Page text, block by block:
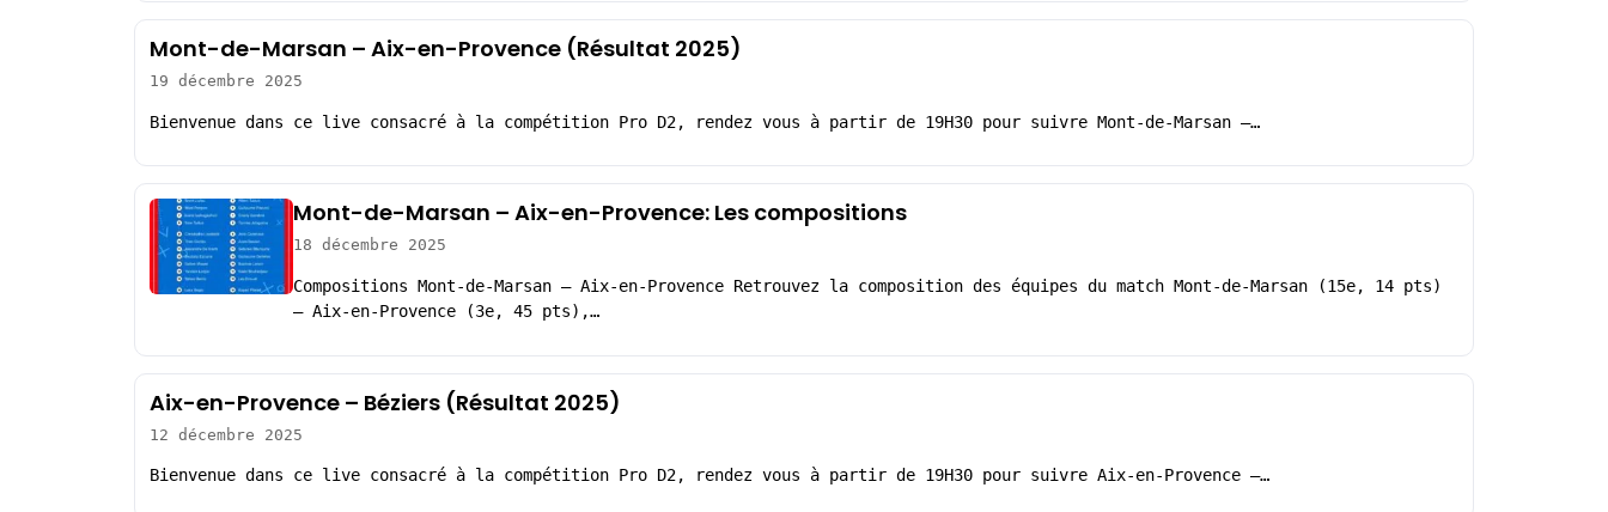
Mont-de-Marsan – Aix-en-Provence (Résultat 2025)
19 décembre 2025
Bienvenue dans ce live consacré à la compétition Pro D2, rendez vous à partir de 19H30 pour suivre Mont-de-Marsan –…
Mont-de-Marsan – Aix-en-Provence: Les compositions
18 décembre 2025
Compositions Mont-de-Marsan – Aix-en-Provence Retrouvez la composition des équipes du match Mont-de-Marsan (15e, 14 pts)
– Aix-en-Provence (3e, 45 pts),…
Aix-en-Provence – Béziers (Résultat 2025)
12 décembre 2025
Bienvenue dans ce live consacré à la compétition Pro D2, rendez vous à partir de 19H30 pour suivre Aix-en-Provence –…